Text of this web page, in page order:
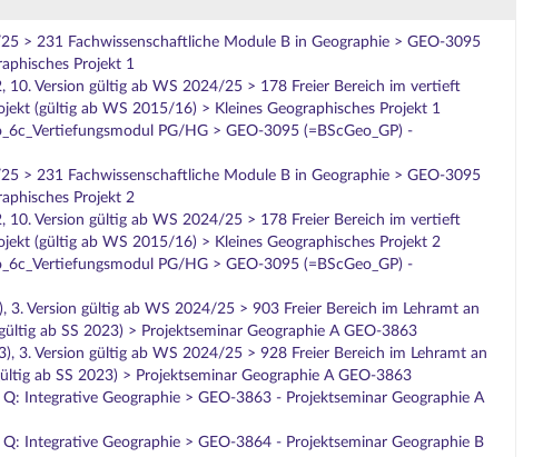
> 231 Fachwissenschaftliche Module B in Geographie > GEO-3095
Projekt 1
10. Version gültig ab WS 2024/25 > 178 Freier Bereich im vertieft
(gültig ab WS 2015/16) > Kleines Geographisches Projekt 1
PG/HG > GEO-3095 (=BScGeo_GP) -
> 231 Fachwissenschaftliche Module B in Geographie > GEO-3095
Projekt 2
10. Version gültig ab WS 2024/25 > 178 Freier Bereich im vertieft
(gültig ab WS 2015/16) > Kleines Geographisches Projekt 2
PG/HG > GEO-3095 (=BScGeo_GP) -
3. Version gültig ab WS 2024/25 > 903 Freier Bereich im Lehramt an
ab SS 2023) > Projektseminar Geographie A GEO-3863
3. Version gültig ab WS 2024/25 > 928 Freier Bereich im Lehramt an
ab SS 2023) > Projektseminar Geographie A GEO-3863
Integrative Geographie > GEO-3863 - Projektseminar Geographie A
Integrative Geographie > GEO-3864 - Projektseminar Geographie B